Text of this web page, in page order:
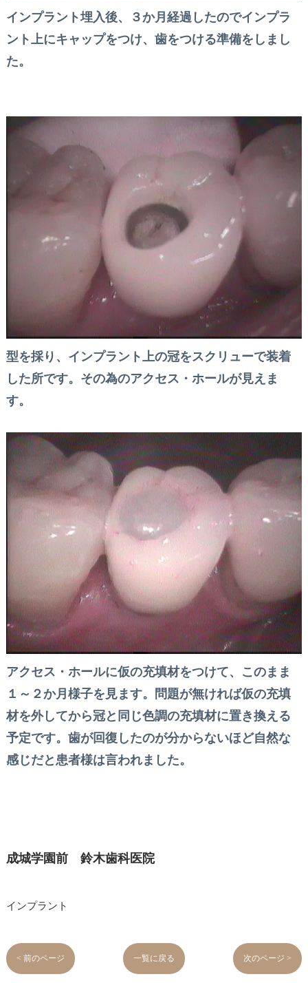
インプラント埋入後、３か月経過したのでインプラ
ント上にキャップをつけ、歯をつける準備をしまし
た。
型を採り、インプラント上の冠をスクリューで装着
した所です。その為のアクセス・ホールが見えま
す。
アクセス・ホールに仮の充填材をつけて、このまま
１～２か月様子を見ます。問題が無ければ仮の充填
材を外してから冠と同じ色調の充填材に置き換える
予定です。歯が回復したのが分からないほど自然な
感じだと患者様は言われました。
成城学園前 鈴木歯科医院
インプラント
< 前のページ 一覧に戻る 次のページ >